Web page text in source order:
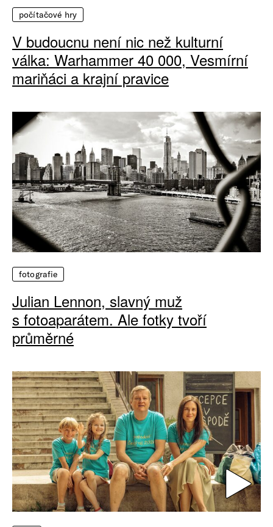
počítačové hry
V budoucnu není nic než kulturní
válka: Warhammer 40 000, Vesmírní
mariňáci a krajní pravice
fotografie
Julian Lennon, slavný muž
s fotoaparátem. Ale fotky tvoří
průměrné